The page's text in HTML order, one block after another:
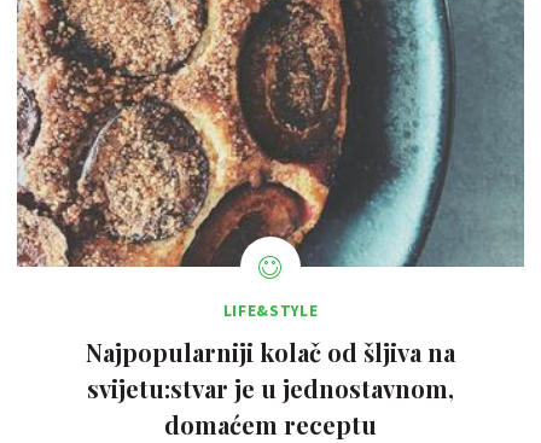
LIFE&STYLE
Najpopularniji kolač od šljiva na
svijetu:stvar je u jednostavnom,
domaćem receptu